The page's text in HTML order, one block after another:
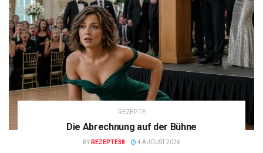
REZEPTE
Die Abrechnung auf der Bühne
BY REZEPTE38 4 AUGUST 2026